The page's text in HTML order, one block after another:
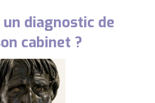
diagnostic de
cabinet ?